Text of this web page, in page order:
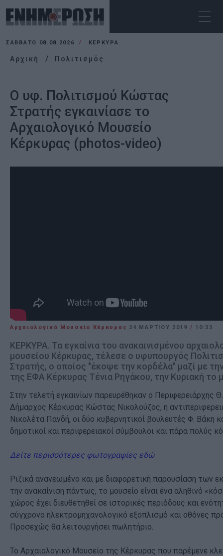
ΣΆΒΒΑΤΟ 08.08.2026 ΚΕΡΚΥΡΑ
Αρχική Πολιτισμός
Ο υφ. Πολιτισμού Κώστας
Στρατής εγκαινίασε το
Αρχαιολογικό Μουσείο
Κέρκυρας (photos-video)
Αρχαιολογικό Μουσείο Κέρκυρας 24 ΜΑΡΤΊΟΥ 2019 / 10:33
ΚΕΡΚΥΡΑ. Τα εγκαίνια του ανακαινισμένου
μουσείου Κέρκυρας, τέλεσε ο υφυπουργός
Στρατής, ο οποίος "έκοψε την κορδέλα" μαζί με
της ΕΦΑ Κέρκυρας Τένια Ρηγάκου, την Κυριακή το
Στην τελετή εγκαινίων παρευρέθηκαν ο Περιφερειάρχης
Δήμαρχος Κέρκυρας Κώστας Νικολούζος, η
Νικολέτα Πανδή, οι δύο κυβερνητικοί βουλευτές Φ. Βάκη
δημοτικοί και περιφερειακοί σύμβουλοι και πάρα πολύς
Δείτε περισσότερες φωτογραφίες εδώ
Ριζικά ανανεωμένο και με διαφορετική παρουσίαση των
την ανακαίνιση πάντως, το μουσείο είναι ένα αληθινό
χώρος έχει διευθετηθεί σε ιστορικές περιόδους και
σύγχρονο ηλεκτρομηχανολογικό εξοπλισμό και οθόνες
Προσεχώς θα λειτουργήσει πωλητήριο.
Το Αρχαιολογικό Μουσείο της Κέρκυρας που παρέμενε